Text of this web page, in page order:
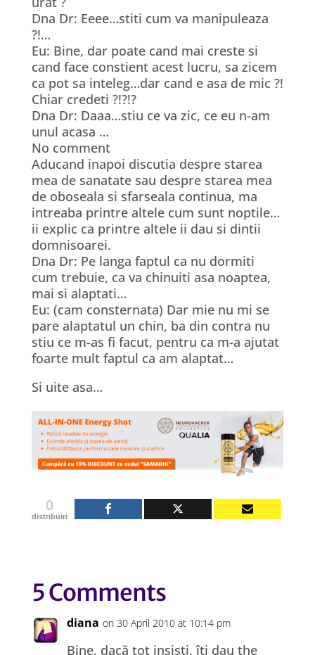
Dna Dr: Eeee…stiti cum va manipuleaza
?!…
Eu: Bine, dar poate cand mai creste si
cand face constient acest lucru, sa zicem
ca pot sa inteleg…dar cand e asa de mic ?!
Chiar credeti ?!?!?
Dna Dr: Daaa…stiu ce va zic, ce eu n-am
unul acasa …
No comment
Aducand inapoi discutia despre starea
mea de sanatate sau despre starea mea
de oboseala si sfarseala continua, ma
intreaba printre altele cum sunt noptile…
ii explic ca printre altele ii dau si dintii
domnisoarei.
Dna Dr: Pe langa faptul ca nu dormiti
cum trebuie, ca va chinuiti asa noaptea,
mai si alaptati…
Eu: (cam consternata) Dar mie nu mi se
pare alaptatul un chin, ba din contra nu
stiu ce m-as fi facut, pentru ca m-a ajutat
foarte mult faptul ca am alaptat…
Si uite asa…
0
distribuiri
5 Comments
diana on 30 April 2010 at 10:14 pm
Bine, dacă tot insişti, îti dau the